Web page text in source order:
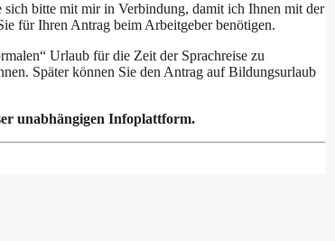
sich bitte mit mir in Verbindung, damit ich Ihnen mit der
für Ihren Antrag beim Arbeitgeber benötigen.
Urlaub für die Zeit der Sprachreise zu
Später können Sie den Antrag auf Bildungsurlaub
unabhängigen Infoplattform.